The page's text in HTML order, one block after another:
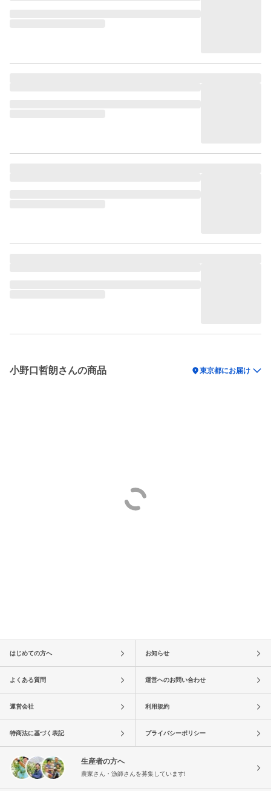
小野口哲朗さんの商品 location_on東京都にお届け
はじめての方へ お知らせ
よくある質問 運営へのお問い合わせ
運営会社 利用規約
特商法に基づく表記 プライバシーポリシー
生産者の方へ
農家さん・漁師さんを募集しています!